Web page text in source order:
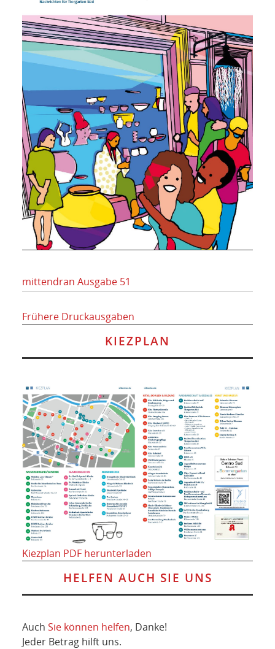
mittendran Ausgabe 51
Frühere Druckausgaben
KIEZPLAN
Kiezplan PDF herunterladen
HELFEN AUCH SIE UNS
Auch Sie können helfen, Danke!
Jeder Betrag hilft uns.